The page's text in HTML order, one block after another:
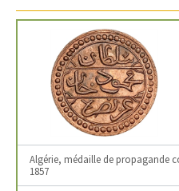
Algérie, médaille de propagande
1857